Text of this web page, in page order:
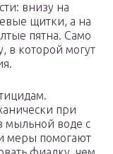
внизу на
щитки, а на
пятна. Само
в которой могут
при
мыльной воде с
меры помогают